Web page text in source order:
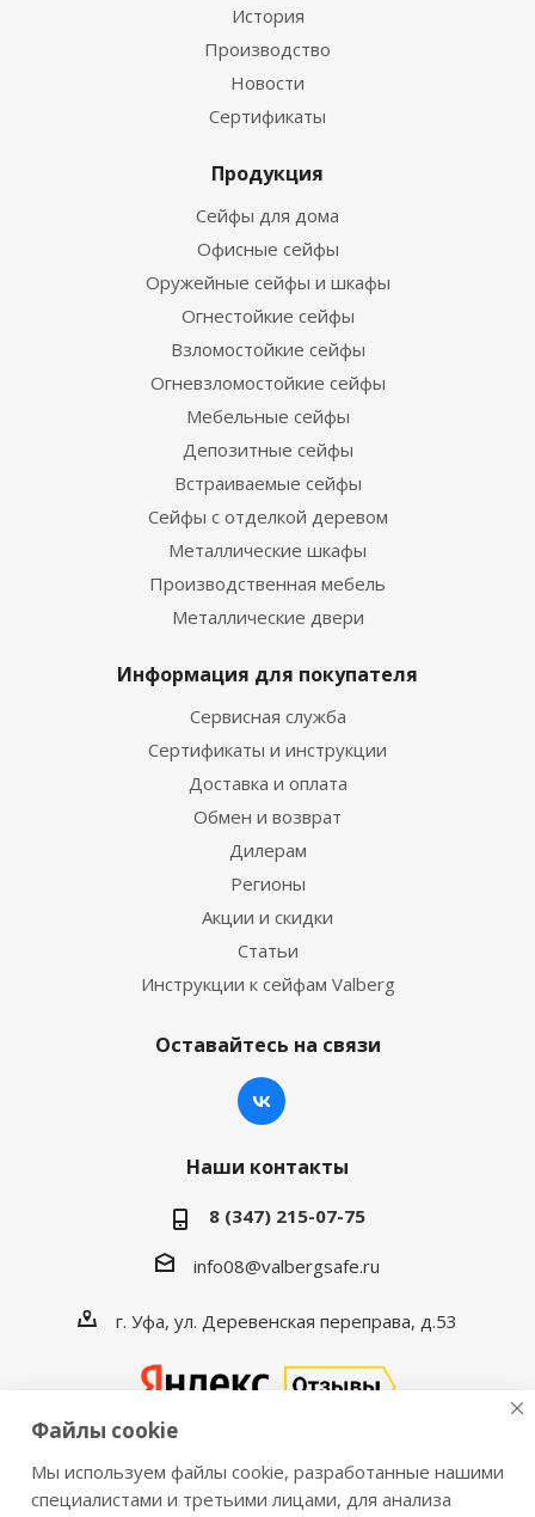
История
Производство
Новости
Сертификаты
Продукция
Сейфы для дома
Офисные сейфы
Оружейные сейфы и шкафы
Огнестойкие сейфы
Взломостойкие сейфы
Огневзломостойкие сейфы
Мебельные сейфы
Депозитные сейфы
Встраиваемые сейфы
Сейфы с отделкой деревом
Металлические шкафы
Производственная мебель
Металлические двери
Информация для покупателя
Сервисная служба
Сертификаты и инструкции
Доставка и оплата
Обмен и возврат
Дилерам
Регионы
Акции и скидки
Статьи
Инструкции к сейфам Valberg
Оставайтесь на связи
Наши контакты
8 (347) 215-07-75
info08@valbergsafe.ru
г. Уфа, ул. Деревенская переправа, д.53
2016-2026 © VALBERGSAFE.RU — Интернет-магазин
Файлы cookie
Мы используем файлы cookie, разработанные нашими
специалистами и третьими лицами, для анализа